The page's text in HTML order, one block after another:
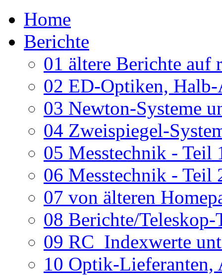
Home
Berichte
01 ältere Berichte auf
02 ED-Optiken, Halb-
03 Newton-Systeme
04 Zweispiegel-
05 Messtechnik - Teil
06 Messtechnik - Teil
07 von älteren
08 Berichte/
09 RC_Indexwerte
10 Optik-Lieferanten,